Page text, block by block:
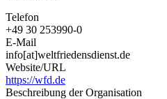
Telefon
+49 30 253990-0
E-Mail
info[at]weltfriedensdienst.de
Website/URL
https://wfd.de
Beschreibung der Organisation